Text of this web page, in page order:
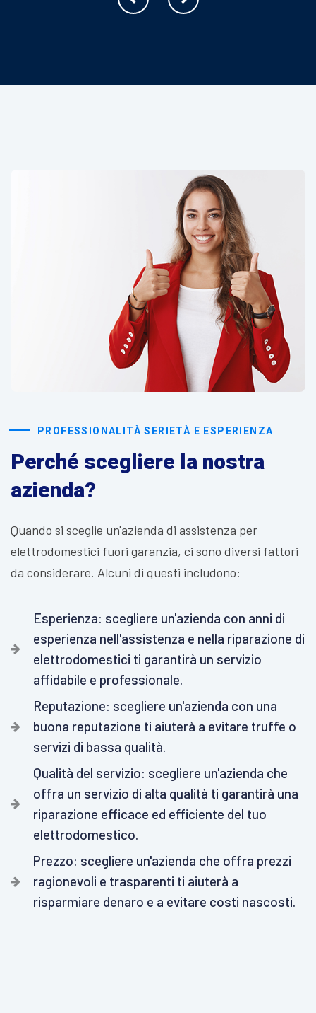
PROFESSIONALITÀ SERIETÀ E ESPERIENZA
Perché scegliere la nostra
azienda?
Quando si sceglie un'azienda di assistenza per
elettrodomestici fuori garanzia, ci sono diversi fattori
da considerare. Alcuni di questi includono:
Esperienza: scegliere un'azienda con anni di
esperienza nell'assistenza e nella riparazione di
elettrodomestici ti garantirà un servizio
affidabile e professionale.
Reputazione: scegliere un'azienda con una
buona reputazione ti aiuterà a evitare truffe o
servizi di bassa qualità.
Qualità del servizio: scegliere un'azienda che
offra un servizio di alta qualità ti garantirà una
riparazione efficace ed efficiente del tuo
elettrodomestico.
Prezzo: scegliere un'azienda che offra prezzi
ragionevoli e trasparenti ti aiuterà a
risparmiare denaro e a evitare costi nascosti.